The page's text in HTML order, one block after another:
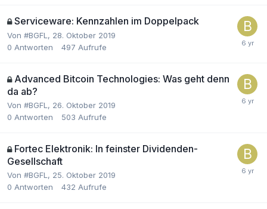
Serviceware: Kennzahlen im Doppelpack
Von #BGFL , 28. Oktober 2019
0 Antworten 497 Aufrufe
Advanced Bitcoin Technologies: Was geht denn
da ab?
Von #BGFL , 26. Oktober 2019
0 Antworten 503 Aufrufe
Fortec Elektronik: In feinster Dividenden-
Gesellschaft
Von #BGFL , 25. Oktober 2019
0 Antworten 432 Aufrufe